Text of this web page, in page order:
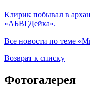
Клирик побывал в
«АБВГДейка».
Все новости по теме
Возврат к списку
Фотогалерея